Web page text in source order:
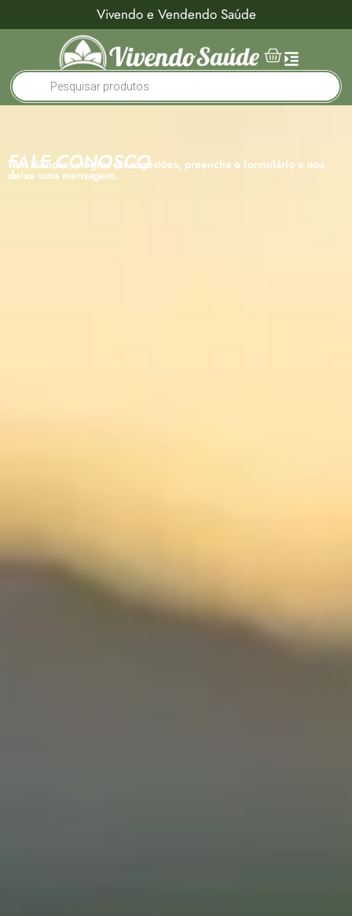
Vivendo e Vendendo Saúde
FALE CONOSCO
Tem dúvidas, elogios ou sugestões, preencha o formulário e nos
deixe uma mensagem.